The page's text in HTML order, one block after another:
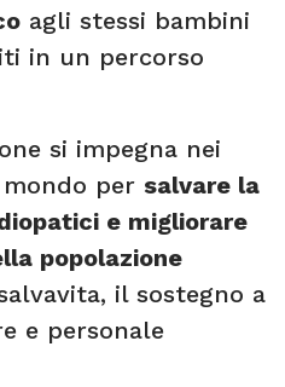
agli stessi bambini
in un percorso
si impegna nei
per salvare la
e migliorare
popolazione
il sostegno a
e personale